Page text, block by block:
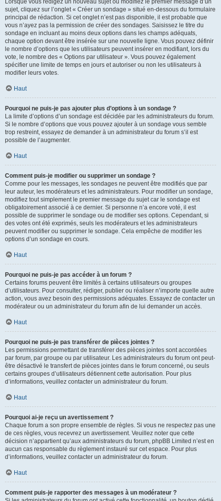
Lorsque vous rédigez un nouveau sujet ou modifiez le premier message d’un
sujet, cliquez sur l’onglet « Créer un sondage » situé en-dessous du formulaire
principal de rédaction. Si cet onglet n’est pas disponible, il est probable que
vous n’ayez pas la permission de créer des sondages. Saisissez le titre du
sondage en incluant au moins deux options dans les champs adéquats,
chaque option devant être insérée sur une nouvelle ligne. Vous pouvez définir
le nombre d’options que les utilisateurs peuvent insérer en modifiant, lors du
vote, le nombre des « Options par utilisateur ». Vous pouvez également
spécifier une limite de temps en jours et autoriser ou non les utilisateurs à
modifier leurs votes.
Haut
Pourquoi ne puis-je pas ajouter plus d’options à un sondage ?
La limite d’options d’un sondage est décidée par les administrateurs du forum.
Si le nombre d’options que vous pouvez ajouter à un sondage vous semble
trop restreint, essayez de demander à un administrateur du forum s’il est
possible de l’augmenter.
Haut
Comment puis-je modifier ou supprimer un sondage ?
Comme pour les messages, les sondages ne peuvent être modifiés que par
leur auteur, les modérateurs et les administrateurs. Pour modifier un sondage,
modifiez tout simplement le premier message du sujet car le sondage est
obligatoirement associé à ce dernier. Si personne n’a encore voté, il est
possible de supprimer le sondage ou de modifier ses options. Cependant, si
des votes ont été exprimés, seuls les modérateurs et les administrateurs
peuvent modifier ou supprimer le sondage. Cela empêche de modifier les
options d’un sondage en cours.
Haut
Pourquoi ne puis-je pas accéder à un forum ?
Certains forums peuvent être limités à certains utilisateurs ou groupes
d’utilisateurs. Pour consulter, rédiger, publier ou réaliser n’importe quelle autre
action, vous avez besoin des permissions adéquates. Essayez de contacter un
modérateur ou un administrateur du forum afin de lui demander un accès.
Haut
Pourquoi ne puis-je pas transférer de pièces jointes ?
Les permissions permettant de transférer des pièces jointes sont accordées
par forum, par groupe ou par utilisateur. Les administrateurs du forum ont peut-
être désactivé le transfert de pièces jointes dans le forum concerné, ou seuls
certains groupes d’utilisateurs détiennent cette autorisation. Pour plus
d’informations, veuillez contacter un administrateur du forum.
Haut
Pourquoi ai-je reçu un avertissement ?
Chaque forum a son propre ensemble de règles. Si vous ne respectez pas une
de ces règles, vous recevrez un avertissement. Veuillez noter que cette
décision n’appartient qu’aux administrateurs du forum, phpBB Limited n’est en
aucun cas responsable du règlement instauré sur cet espace. Pour plus
d’informations, veuillez contacter un administrateur du forum.
Haut
Comment puis-je rapporter des messages à un modérateur ?